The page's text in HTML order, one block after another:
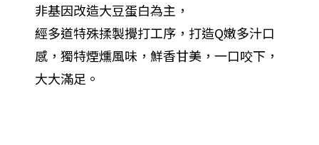
非基因改造大豆蛋白為主，
經多道特殊揉製攪打工序，打造Q嫩多汁口
感，獨特煙燻風味，鮮香甘美，一口咬下，
大大滿足。